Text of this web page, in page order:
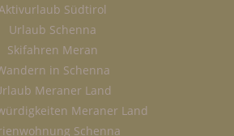
Südtirol
Urlaub Schenna
Skifahren Meran
in Schenna
Meraner Land
Meraner Land
Schenna